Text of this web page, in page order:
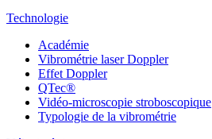
Technologie
Académie
Vibrométrie laser Doppler
Effet Doppler
QTec®
Vidéo-microscopie stroboscopique
Typologie de la vibrométrie